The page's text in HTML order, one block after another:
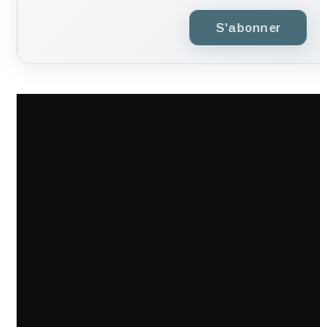
S'abonner